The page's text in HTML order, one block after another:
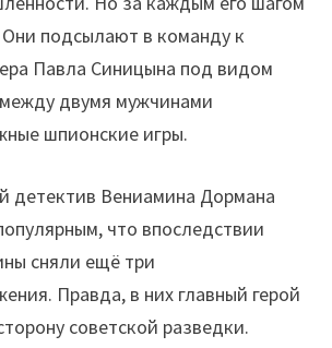
подсылают в команду к
Павла Синицына под видом
двумя мужчинами
шпионские игры.
детектив Вениамина Дормана
что впоследствии
сняли ещё три
Правда, в них главный герой
советской разведки.